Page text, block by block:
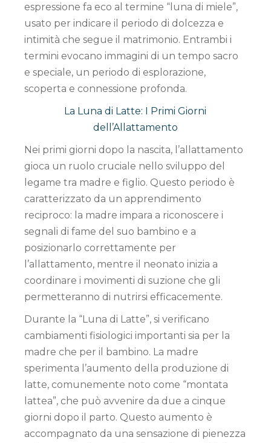
espressione fa eco al termine “luna di miele”,
usato per indicare il periodo di dolcezza e
intimità che segue il matrimonio. Entrambi i
termini evocano immagini di un tempo sacro
e speciale, un periodo di esplorazione,
scoperta e connessione profonda.
La Luna di Latte: I Primi Giorni
dell’Allattamento
Nei primi giorni dopo la nascita, l’allattamento
gioca un ruolo cruciale nello sviluppo del
legame tra madre e figlio. Questo periodo è
caratterizzato da un apprendimento
reciproco: la madre impara a riconoscere i
segnali di fame del suo bambino e a
posizionarlo correttamente per
l’allattamento, mentre il neonato inizia a
coordinare i movimenti di suzione che gli
permetteranno di nutrirsi efficacemente.
Durante la “Luna di Latte”, si verificano
cambiamenti fisiologici importanti sia per la
madre che per il bambino. La madre
sperimenta l’aumento della produzione di
latte, comunemente noto come “montata
lattea”, che può avvenire da due a cinque
giorni dopo il parto. Questo aumento è
accompagnato da una sensazione di pienezza